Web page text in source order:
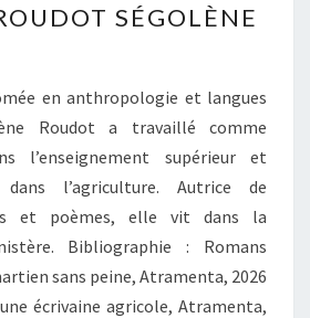
03-
SÉGOLÈNE
SÉGOLÈNE
en anthropologie et langues
Roudot a travaillé comme
l’enseignement supérieur et
l’agriculture. Autrice de
et poèmes, elle vit dans la
Bibliographie : Romans
sans peine, Atramenta, 2026
agricole, Atramenta,